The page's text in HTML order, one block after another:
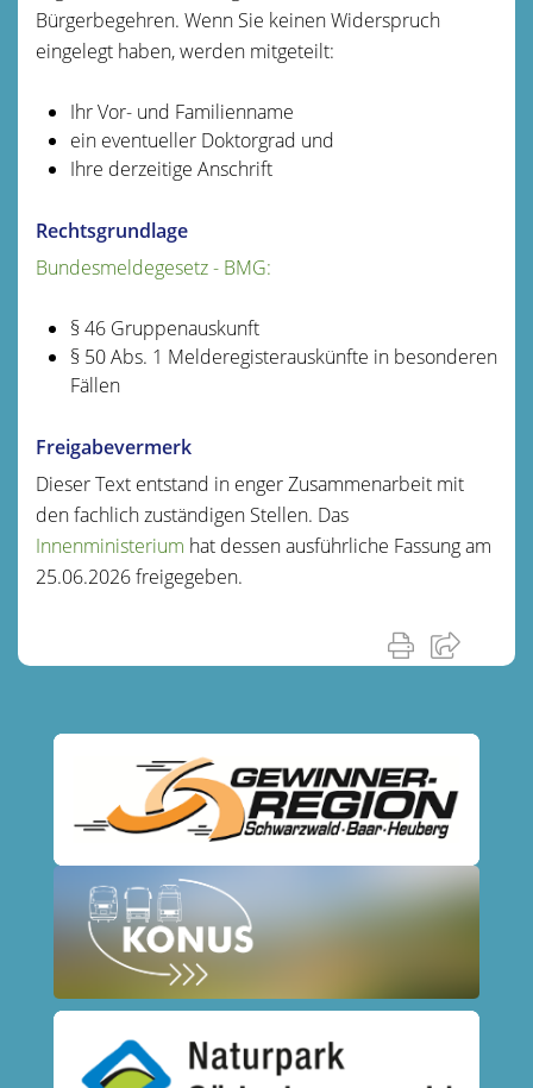
Bürgerbegehren. Wenn Sie keinen Widerspruch
eingelegt haben, werden mitgeteilt:
Ihr Vor- und Familienname
ein eventueller Doktorgrad und
Ihre derzeitige Anschrift
Rechtsgrundlage
Bundesmeldegesetz - BMG:
§ 46 Gruppenauskunft
§ 50 Abs. 1 Melderegisterauskünfte in besonderen
Fällen
Freigabevermerk
Dieser Text entstand in enger Zusammenarbeit mit
den fachlich zuständigen Stellen. Das
Innenministerium hat dessen ausführliche Fassung am
25.06.2026 freigegeben.